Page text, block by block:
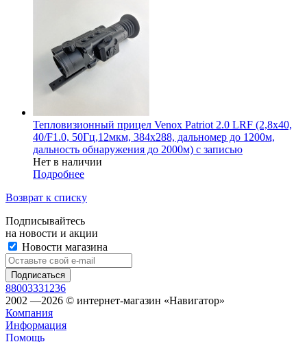
Тепловизионный прицел Venox Patriot 2.0 LRF (2,8x40,
40/F1.0, 50Гц,12мкм, 384х288, дальномер до 1200м,
дальность обнаружения до 2000м) с записью
Нет в наличии
Подробнее
Возврат к списку
Подписывайтесь
на новости и акции
Новости магазина
88003331236
2002 —2026 © интернет-магазин «Навигатор»
Компания
Информация
Помощь